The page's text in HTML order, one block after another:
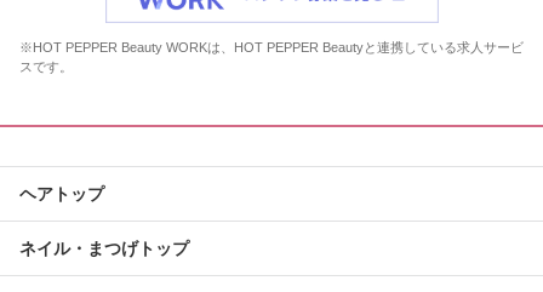
※HOT PEPPER Beauty WORKは、HOT PEPPER Beautyと連携している求人サービ
スです。
ヘアトップ
ネイル・まつげトップ